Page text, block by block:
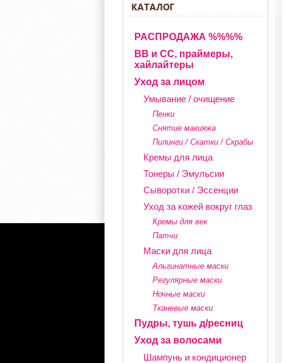
КАТАЛОГ
РАСПРОДАЖА %%%%
BB и CC, праймеры,
хайлайтеры
Уход за лицом
Умывание / очищение
Пенки
Снятие макияжа
Пилинги / Скатки / Скрабы
Кремы для лица
Тонеры / Эмульсии
Сыворотки / Эссенции
Уход за кожей вокруг глаз
Кремы для век
Патчи
Маски для лица
Альгинатные маски
Регулярные маски
Ночные маски
Тканевые маски
Пудры, тушь д/ресниц
Уход за волосами
Шампунь и кондиционер